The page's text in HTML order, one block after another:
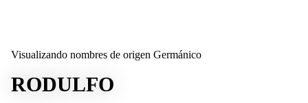
Visualizando nombres de origen Germánico
RODULFO